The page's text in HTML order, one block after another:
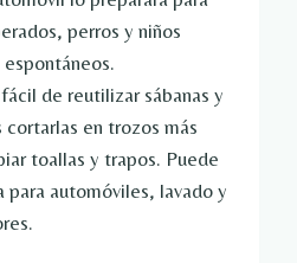
perros y niños
de reutilizar sábanas y
cortarlas en trozos más
toallas y trapos. Puede
para automóviles, lavado y